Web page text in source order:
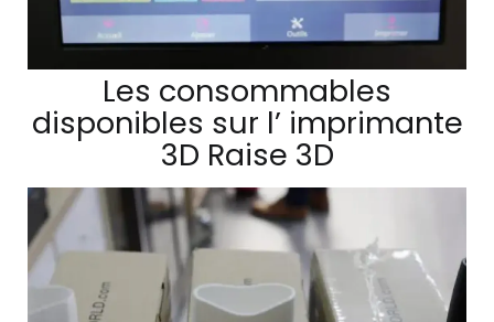
Les consommables
disponibles sur l’ imprimante
3D Raise 3D